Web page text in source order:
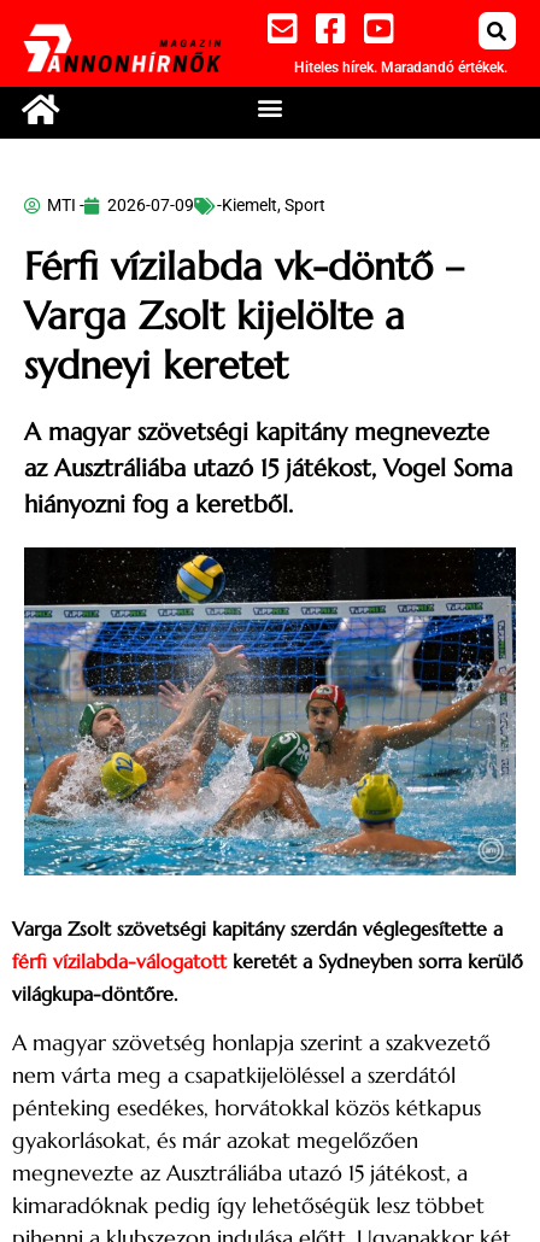
Hiteles hírek. Maradandó értékek.
MTI - 2026-07-09 -Kiemelt,Sport
Férfi vízilabda vk-döntő –
Varga Zsolt kijelölte a
sydneyi keretet
A magyar szövetségi kapitány megnevezte
az Ausztráliába utazó 15 játékost, Vogel Soma
hiányozni fog a keretből.
Varga Zsolt szövetségi kapitány szerdán véglegesítette a
férfi vízilabda-válogatottkeretét a Sydneyben sorra kerülő
világkupa-döntőre.
A magyar szövetség honlapja szerint a szakvezető
nem várta meg a csapatkijelöléssel a szerdától
pénteking esedékes, horvátokkal közös kétkapus
gyakorlásokat, és már azokat megelőzően
megnevezte az Ausztráliába utazó 15 játékost, a
kimaradóknak pedig így lehetőségük lesz többet